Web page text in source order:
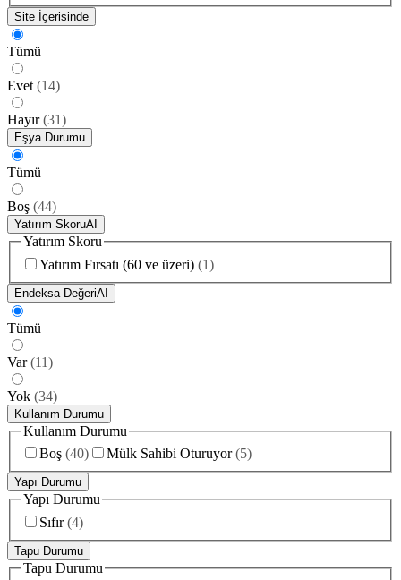
Site İçerisinde
Tümü
Evet (14)
Hayır (31)
Eşya Durumu
Tümü
Boş (44)
Yatırım SkoruAI
Yatırım Skoru
Yatırım Fırsatı (60 ve üzeri) (1)
Endeksa DeğeriAI
Tümü
Var (11)
Yok (34)
Kullanım Durumu
Kullanım Durumu
Boş (40) Mülk Sahibi Oturuyor (5)
Yapı Durumu
Yapı Durumu
Sıfır (4)
Tapu Durumu
Tapu Durumu